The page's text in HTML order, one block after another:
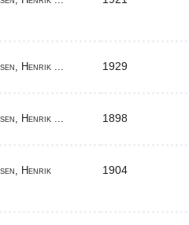
Henrik ... 1929
Henrik ... 1898
Henrik 1904